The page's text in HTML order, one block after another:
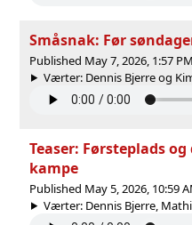
Småsnak: Før
Published May 7, 2026, 1:57
Værter: Dennis Bjerre og
Teaser: Førsteplads og
kampe
Published May 5, 2026, 10:59
Værter: Dennis Bjerre,